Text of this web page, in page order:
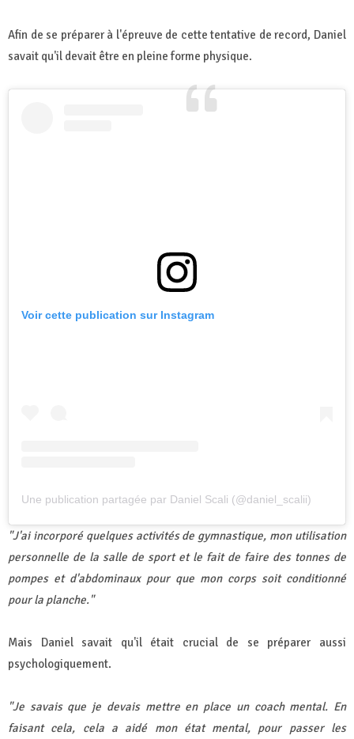
Afin de se préparer à l'épreuve de cette tentative de record, Daniel
savait qu'il devait être en pleine forme physique.
Voir cette publication sur Instagram
Une publication partagée par Daniel Scali (@daniel_scalii)
"J'ai incorporé quelques activités de gymnastique, mon utilisation
personnelle de la salle de sport et le fait de faire des tonnes de
pompes et d'abdominaux pour que mon corps soit conditionné
pour la planche."
Mais Daniel savait qu'il était crucial de se préparer aussi
psychologiquement.
"Je savais que je devais mettre en place un coach mental. En
faisant cela, cela a aidé mon état mental, pour passer les